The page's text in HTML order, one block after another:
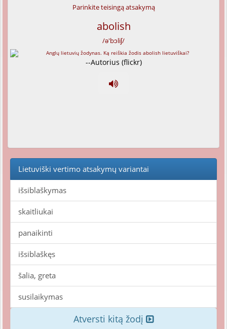
Parinkite teisingą atsakymą
abolish
/ə'bɔliʃ/
--Autorius (flickr)
Lietuviški vertimo atsakymų variantai
išsiblaškymas
skaitliukai
panaikinti
išsiblaškęs
šalia, greta
susilaikymas
Atversti kitą žodį